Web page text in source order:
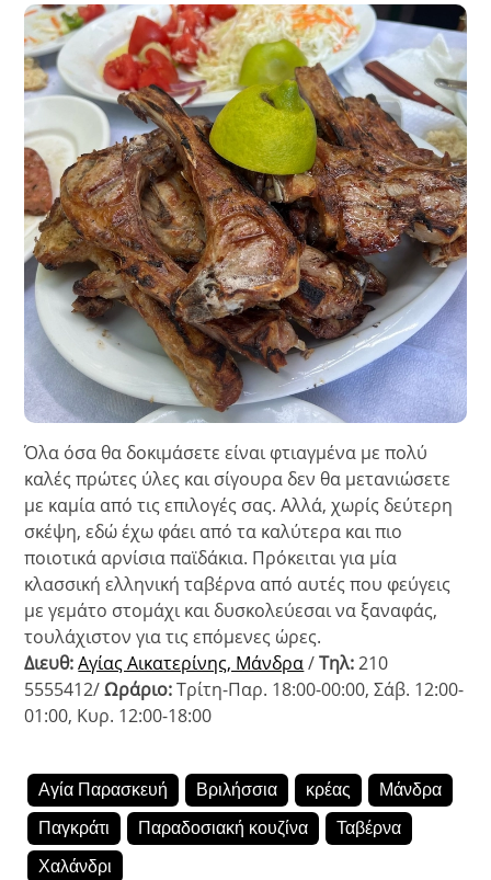
Όλα όσα θα δοκιμάσετε είναι φτιαγμένα με πολύ
καλές πρώτες ύλες και σίγουρα δεν θα μετανιώσετε
με καμία από τις επιλογές σας. Αλλά, χωρίς δεύτερη
σκέψη, εδώ έχω φάει από τα καλύτερα και πιο
ποιοτικά αρνίσια παϊδάκια. Πρόκειται για μία
κλασσική ελληνική ταβέρνα από αυτές που φεύγεις
με γεμάτο στομάχι και δυσκολεύεσαι να ξαναφάς,
τουλάχιστον για τις επόμενες ώρες.
Διευθ:Αγίας Αικατερίνης, Μάνδρα/Τηλ:210
5555412/Ωράριο:Τρίτη-Παρ. 18:00-00:00, Σάβ. 12:00-
01:00, Κυρ. 12:00-18:00
Αγία Παρασκευή Βριλήσσια κρέας Μάνδρα
Παγκράτι Παραδοσιακή κουζίνα Ταβέρνα
Χαλάνδρι